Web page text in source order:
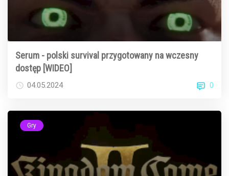
Serum - polski survival przygotowany na wczesny
dostęp [WIDEO]
04.05.2024 0
Gry